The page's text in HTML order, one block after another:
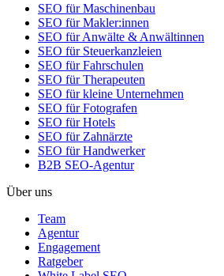
SEO für Maschinenbau
SEO für Makler:innen
SEO für Anwälte & Anwältinnen
SEO für Steuerkanzleien
SEO für Fahrschulen
SEO für Therapeuten
SEO für kleine Unternehmen
SEO für Fotografen
SEO für Hotels
SEO für Zahnärzte
SEO für Handwerker
B2B SEO-Agentur
Über uns
Team
Agentur
Engagement
Ratgeber